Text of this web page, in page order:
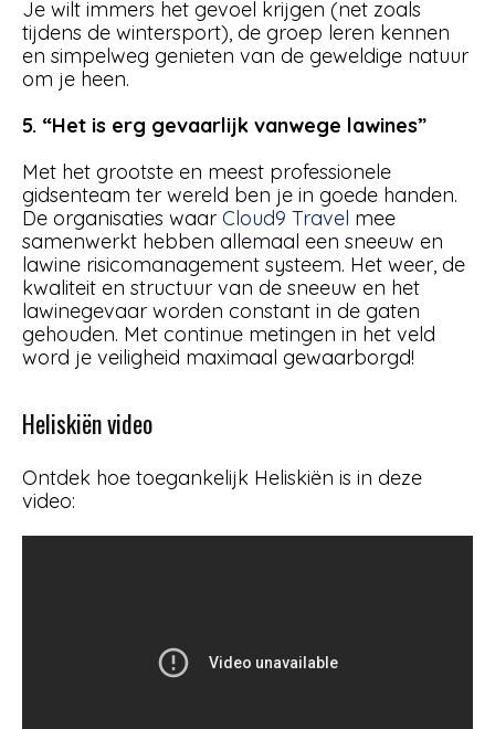
Je wilt immers het gevoel krijgen (net zoals
tijdens de wintersport), de groep leren kennen
en simpelweg genieten van de geweldige natuur
om je heen.
5. “Het is erg gevaarlijk vanwege lawines”
Met het grootste en meest professionele
gidsenteam ter wereld ben je in goede handen.
De organisaties waar Cloud9 Travel mee
samenwerkt hebben allemaal een sneeuw en
lawine risicomanagement systeem. Het weer, de
kwaliteit en structuur van de sneeuw en het
lawinegevaar worden constant in de gaten
gehouden. Met continue metingen in het veld
word je veiligheid maximaal gewaarborgd!
Heliskiën video
Ontdek hoe toegankelijk Heliskiën is in deze
video: